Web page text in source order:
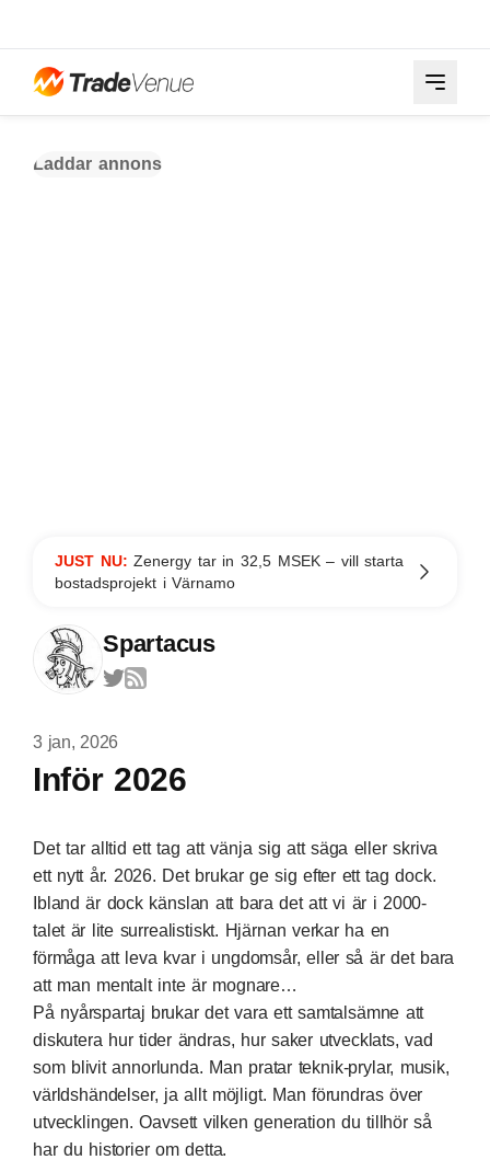
Laddar annons
JUST NU:Zenergy tar in 32,5 MSEK – vill starta
bostadsprojekt i Värnamo
Spartacus
3 jan, 2026
Inför 2026
Det tar alltid ett tag att vänja sig att säga eller skriva
ett nytt år. 2026. Det brukar ge sig efter ett tag dock.
Ibland är dock känslan att bara det att vi är i 2000-
talet är lite surrealistiskt. Hjärnan verkar ha en
förmåga att leva kvar i ungdomsår, eller så är det bara
att man mentalt inte är mognare…
På nyårspartaj brukar det vara ett samtalsämne att
diskutera hur tider ändras, hur saker utvecklats, vad
som blivit annorlunda. Man pratar teknik-prylar, musik,
världshändelser, ja allt möjligt. Man förundras över
utvecklingen. Oavsett vilken generation du tillhör så
har du historier om detta.